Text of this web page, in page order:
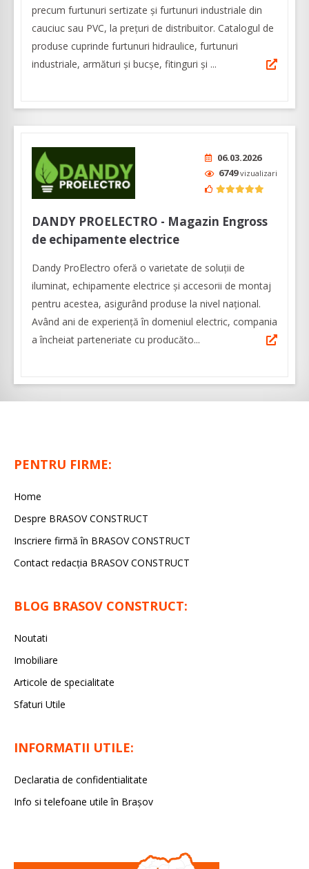
precum furtunuri sertizate și furtunuri industriale din
cauciuc sau PVC, la prețuri de distribuitor. Catalogul de
produse cuprinde furtunuri hidraulice, furtunuri
industriale, armături și bucșe, fitinguri și ...
06.03.2026
6749vizualizari
DANDY PROELECTRO - Magazin Engross
de echipamente electrice
Dandy ProElectro oferă o varietate de soluţii de
iluminat, echipamente electrice şi accesorii de montaj
pentru acestea, asigurând produse la nivel naţional.
Având ani de experienţă în domeniul electric, compania
a încheiat parteneriate cu producăto...
PENTRU FIRME:
Home
Despre BRASOV CONSTRUCT
Inscriere firmă în BRASOV CONSTRUCT
Contact redacţia BRASOV CONSTRUCT
BLOG BRASOV CONSTRUCT:
Noutati
Imobiliare
Articole de specialitate
Sfaturi Utile
INFORMATII UTILE:
Declaratia de confidentialitate
Info si telefoane utile în Braşov